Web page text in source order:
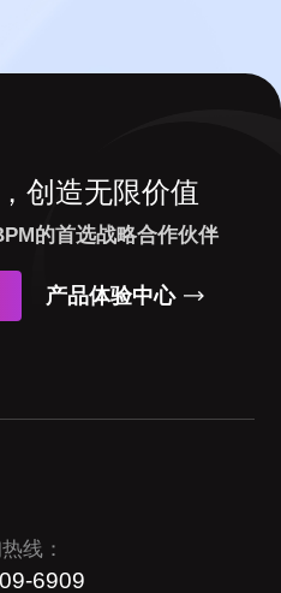
创造无限价值
的首选战略合作伙伴
产品体验中心
线：
6909